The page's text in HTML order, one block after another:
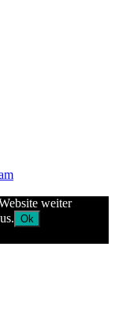
weiter
Ok